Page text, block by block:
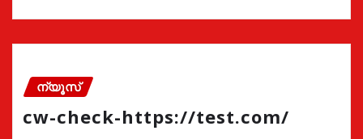
ന്യൂസ്
cw-check-https://test.com/